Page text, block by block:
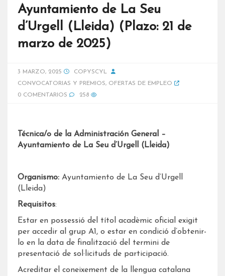
Ayuntamiento de La Seu
d’Urgell (Lleida) (Plazo: 21 de
marzo de 2025)
3 MARZO, 2025
COPYSCYL
CONVOCATORIAS Y PREMIOS, OFERTAS DE EMPLEO
0 COMENTARIOS
258
Técnica/o de la Administración General –
Ayuntamiento de La Seu d’Urgell (Lleida)
Organismo: Ayuntamiento de La Seu d’Urgell
(Lleida)
Requisitos:
Estar en possessió del títol acadèmic oficial exigit
per accedir al grup A1, o estar en condició d’obtenir-
lo en la data de finalització del termini de
presentació de sol·licituds de participació.
Acreditar el coneixement de la llengua catalana